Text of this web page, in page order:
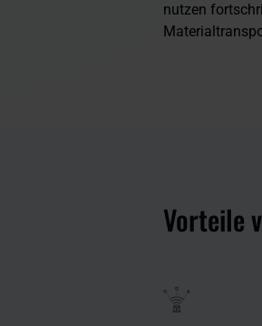
nutzen
Vorteile